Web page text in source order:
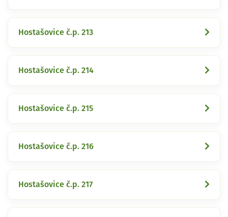
Hostašovice č.p. 213
Hostašovice č.p. 214
Hostašovice č.p. 215
Hostašovice č.p. 216
Hostašovice č.p. 217